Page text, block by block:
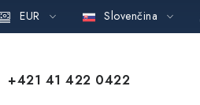
ochrany osobných údajov
EUR Slovenčina
+421 41 422 0422